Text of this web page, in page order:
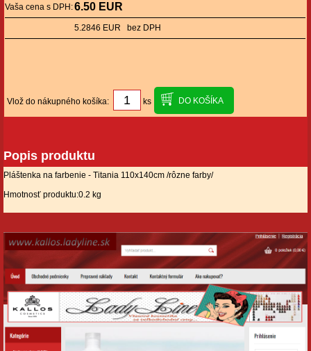
Vaša cena s DPH:6.50 EUR
5.2846 EUR bez DPH
Vlož do nákupného košíka: ks
Popis produktu
Pláštenka na farbenie - Titania 110x140cm /rôzne farby/
Hmotnosť produktu:0.2 kg